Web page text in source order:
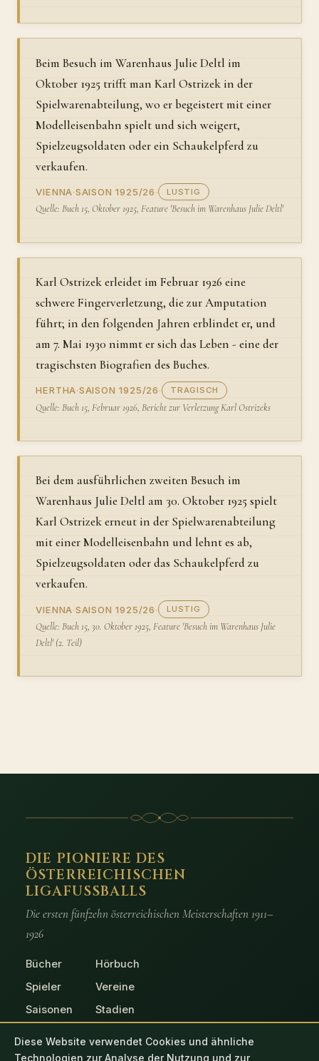
Beim Besuch im Warenhaus Julie Deltl im
Oktober 1925 trifft man Karl Ostrizek in der
Spielwarenabteilung, wo er begeistert mit einer
Modelleisenbahn spielt und sich weigert,
Spielzeugsoldaten oder ein Schaukelpferd zu
verkaufen.
VIENNA·SAISON 1925/26· LUSTIG
Quelle: Buch 15, Oktober 1925, Feature 'Besuch im Warenhaus Julie Deltl'
Karl Ostrizek erleidet im Februar 1926 eine
schwere Fingerverletzung, die zur Amputation
führt; in den folgenden Jahren erblindet er, und
am 7. Mai 1930 nimmt er sich das Leben - eine der
tragischsten Biografien des Buches.
HERTHA·SAISON 1925/26· TRAGISCH
Quelle: Buch 15, Februar 1926, Bericht zur Verletzung Karl Ostrizeks
Bei dem ausführlichen zweiten Besuch im
Warenhaus Julie Deltl am 30. Oktober 1925 spielt
Karl Ostrizek erneut in der Spielwarenabteilung
mit einer Modelleisenbahn und lehnt es ab,
Spielzeugsoldaten oder das Schaukelpferd zu
verkaufen.
VIENNA·SAISON 1925/26· LUSTIG
Quelle: Buch 15, 30. Oktober 1925, Feature 'Besuch im Warenhaus Julie
Deltl' (2. Teil)
DIE PIONIERE DES
ÖSTERREICHISCHEN
LIGAFUSSBALLS
Die ersten fünfzehn österreichischen Meisterschaften 1911–
1926
Bücher
Hörbuch
Spieler
Vereine
Saisonen
Stadien
Diese Website verwendet Cookies und ähnliche
Technologien zur Analyse der Nutzung und zur